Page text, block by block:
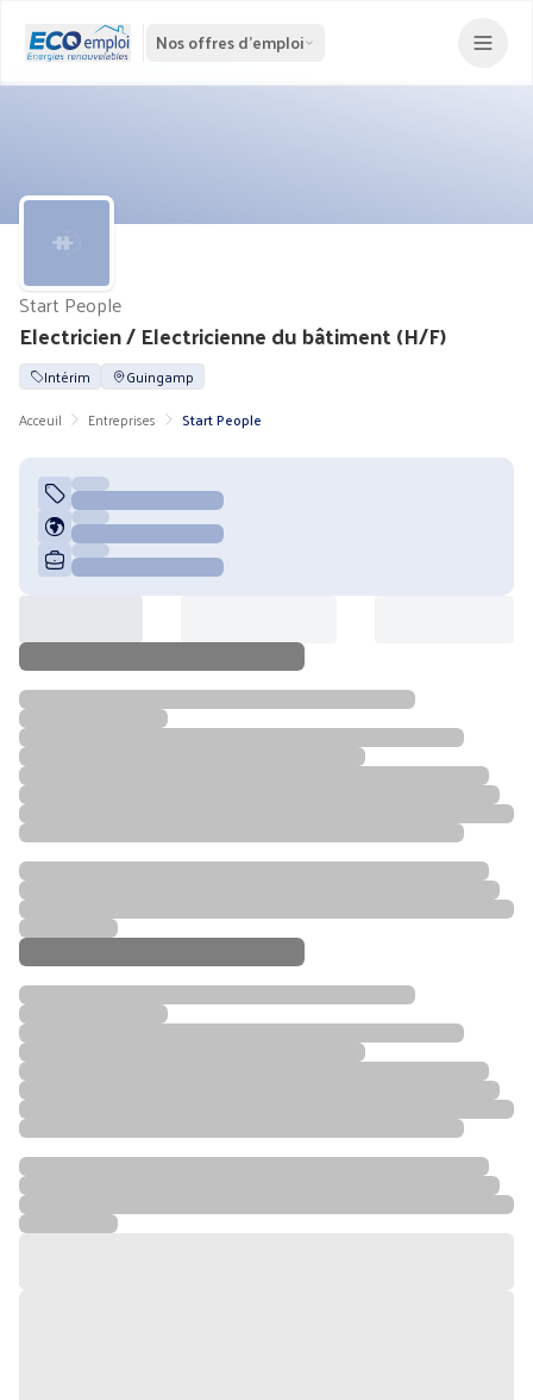
Nos offres d'emploi
Electricien / Electricienne du bâtiment (H/F)
Start People
Intérim
Guingamp
Acceuil
Entreprises Start People